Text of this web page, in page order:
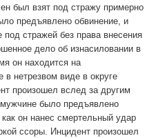
был взят под стражу примерно
предъявлено обвинение, и
стражей без права внесения
дело об изнасиловании в
он находится на
в нетрезвом виде в округе
произошел вслед за другим
было предъявлено
он нанес смертельный удар
ссоры. Инцидент произошел